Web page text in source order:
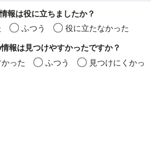
報は役に立ちましたか？
ふつう
役に立たなかった
報は見つけやすかったですか？
った
ふつう
見つけにくかっ